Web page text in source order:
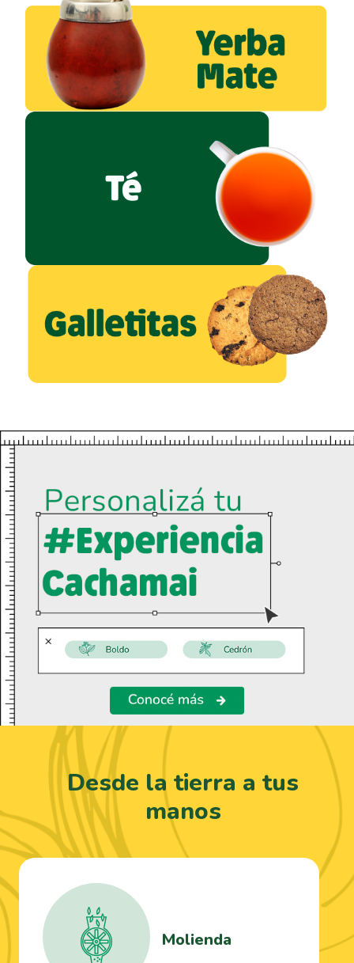
Desde la tierra a tus
manos
Molienda